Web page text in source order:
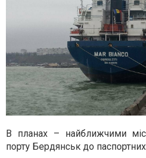
В планах – найближчими
порту Бердянськ до